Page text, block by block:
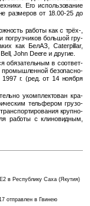
в Республику Саха (Якутия)
отправлен в Гвинею
Его ис­поль­зо­ва­ние
раз­ме­ров от 18.00-25 до
ра­бо­ты как с трёх-,
по­груз­чи­ков боль­шой гру­
как БелАЗ, Caterpillar,
John Deere и дру­гие.
обя­за­тель­ным в со­от­вет­
про­мыш­лен­ной без­опас­но­
г. (ред. от 14 но­яб­ря
уком­плек­то­ван кра­
тель­фе­ром гру­зо­
круп­но­
ра­бо­ты с кли­но­вид­ным,